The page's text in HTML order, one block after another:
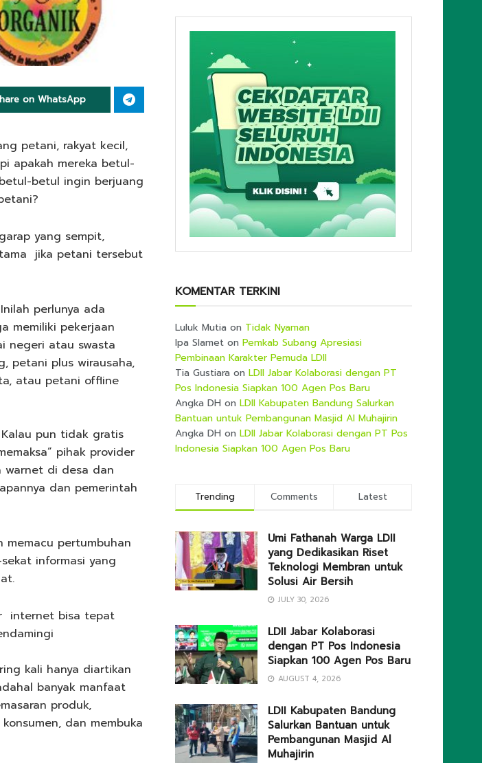
on WhatsApp
petani, rakyat kecil,
apakah mereka betul-
betul ingin berjuang
yang sempit,
jika petani tersebut
perlunya ada
memiliki pekerjaan
negeri atau swasta
petani plus wirausaha,
atau petani offline
pun tidak gratis
pihak provider
warnet di desa dan
dan pemerintah
pertumbuhan
informasi yang
internet bisa tepat
kali hanya diartikan
banyak manfaat
produk,
dan membuka
KOMENTAR TERKINI
Luluk Mutia on Tidak Nyaman
Ipa Slamet on Pemkab Subang Apresiasi
Pembinaan Karakter Pemuda LDII
Tia Gustiara on LDII Jabar Kolaborasi dengan PT
Pos Indonesia Siapkan 100 Agen Pos Baru
Angka DH on LDII Kabupaten Bandung Salurkan
Bantuan untuk Pembangunan Masjid Al Muhajirin
Angka DH on LDII Jabar Kolaborasi dengan PT Pos
Indonesia Siapkan 100 Agen Pos Baru
Trending Comments Latest
Umi Fathanah Warga LDII
yang Dedikasikan Riset
Teknologi Membran untuk
Solusi Air Bersih
JULY 30, 2026
LDII Jabar Kolaborasi
dengan PT Pos Indonesia
Siapkan 100 Agen Pos Baru
AUGUST 4, 2026
LDII Kabupaten Bandung
Salurkan Bantuan untuk
Pembangunan Masjid Al
Muhajirin